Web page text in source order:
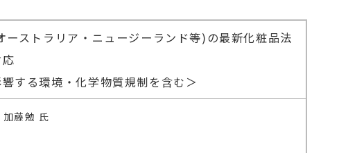
ーストラリア・ニュージーランド等)の最新化粧品法
する環境・化学物質規制を含む＞
藤勉 氏